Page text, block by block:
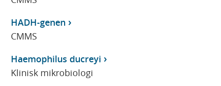
HADH-genen
CMMS
Haemophilus ducreyi
Klinisk mikrobiologi